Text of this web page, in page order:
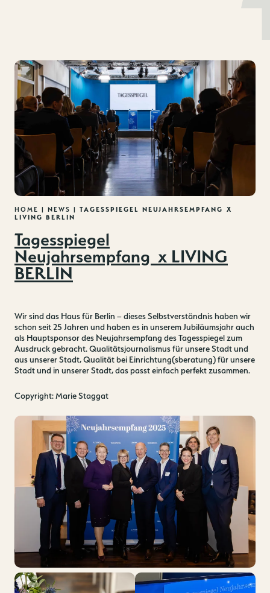
Zum
Inhalt
springen
HOME | NEWS | TAGESSPIEGEL NEUJAHRSEMPFANG X
LIVING BERLIN
Tagesspiegel
Neujahrsempfang x LIVING
BERLIN
Wir sind das Haus für Berlin – dieses Selbstverständnis haben wir
schon seit 25 Jahren und haben es in unserem Jubiläumsjahr auch
als Hauptsponsor des Neujahrsempfang des Tagesspiegel zum
Ausdruck gebracht. Qualitätsjournalismus für unsere Stadt und
aus unserer Stadt, Qualität bei Einrichtung(sberatung) für unsere
Stadt und in unserer Stadt, das passt einfach perfekt zusammen.
Copyright: Marie Staggat